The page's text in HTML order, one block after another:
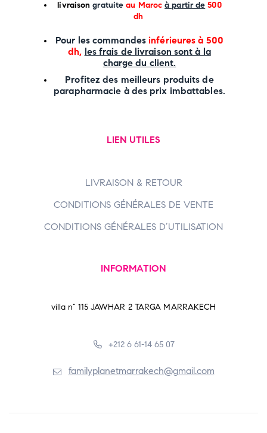
livraison gratuite au Maroc à partir de 500
dh
Pour les commandesinférieures à 500
dh, les frais de livraison sont à la
charge du client.
Profitez des meilleurs produits de
parapharmacie à des prix imbattables.
LIEN UTILES
LIVRAISON & RETOUR
CONDITIONS GÉNÉRALES DE VENTE
CONDITIONS GÉNÉRALES D’UTILISATION
INFORMATION
villa n° 115 JAWHAR 2 TARGA MARRAKECH
+212 6 61-14 65 07
familyplanetmarrakech@gmail.com